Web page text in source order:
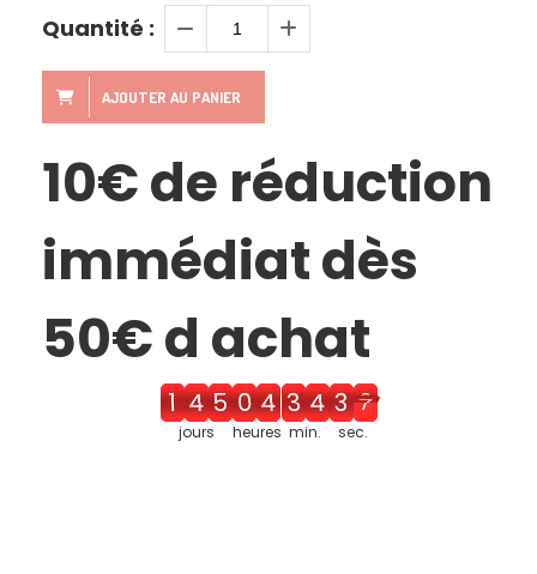
Quantité :
AJOUTER AU PANIER
10€ de réduction
immédiat dès
50€ d achat
1 4 6
jours
0 5
heures
3 5
min.
3 7
sec.